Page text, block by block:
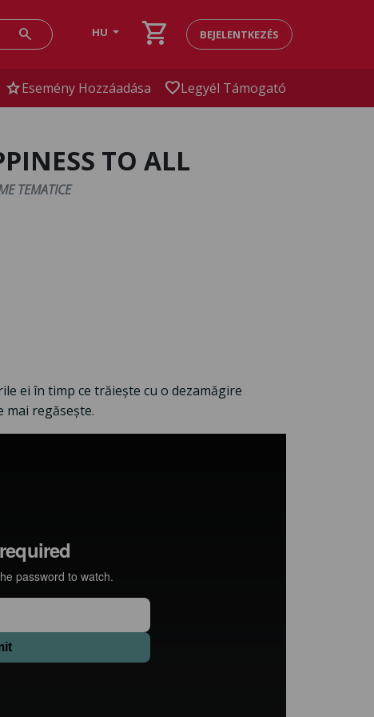
search HU shopping_cart BEJELENTKEZÉS
starEsemény Hozzáadása favoriteLegyél Támogató
TO ALL
TEMATICE
ei în timp ce trăiește cu o dezamăgire
mai regăsește.